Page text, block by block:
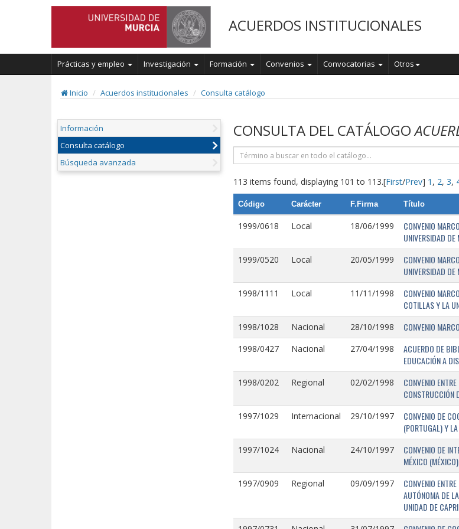
ACUERDOS INSTITUCIONALES
Prácticas y empleo Investigación Formación Convenios Convocatorias Otros
Inicio Acuerdos institucionales Consulta catálogo
Información
Consulta catálogo
Búsqueda avanzada
CONSULTA DEL CATÁLOGO
113 items found, displaying 101 to 113.[First/Prev] 1 , 2, 3,
Código Carácter F.Firma Título
1999/0618 Local 18/06/1999
CONVENIO
UNIVERSIDAD DE
1999/0520 Local 20/05/1999
CONVENIO
UNIVERSIDAD DE
1998/1111 Local 11/11/1998
CONVENIO
COTILLAS Y LA
1998/1028 Nacional 28/10/1998 CONVENIO
1998/0427 Nacional 27/04/1998
ACUERDO DE
EDUCACIÓN A
1998/0202 Regional 02/02/1998
CONVENIO
CONSTRUCCIÓN
1997/1029 Internacional 29/10/1997
CONVENIO DE
(PORTUGAL) Y
1997/1024 Nacional 24/10/1997
CONVENIO DE
MÉXICO
1997/0909 Regional 09/09/1997
CONVENIO
AUTÓNOMA DE
UNIDAD DE